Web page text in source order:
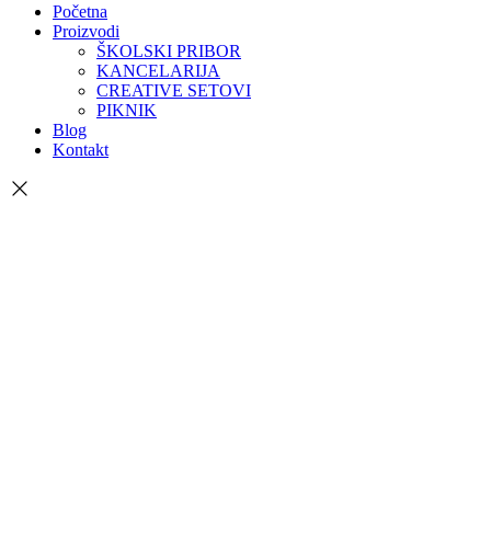
Početna
Proizvodi
ŠKOLSKI PRIBOR
KANCELARIJA
CREATIVE SETOVI
PIKNIK
Blog
Kontakt